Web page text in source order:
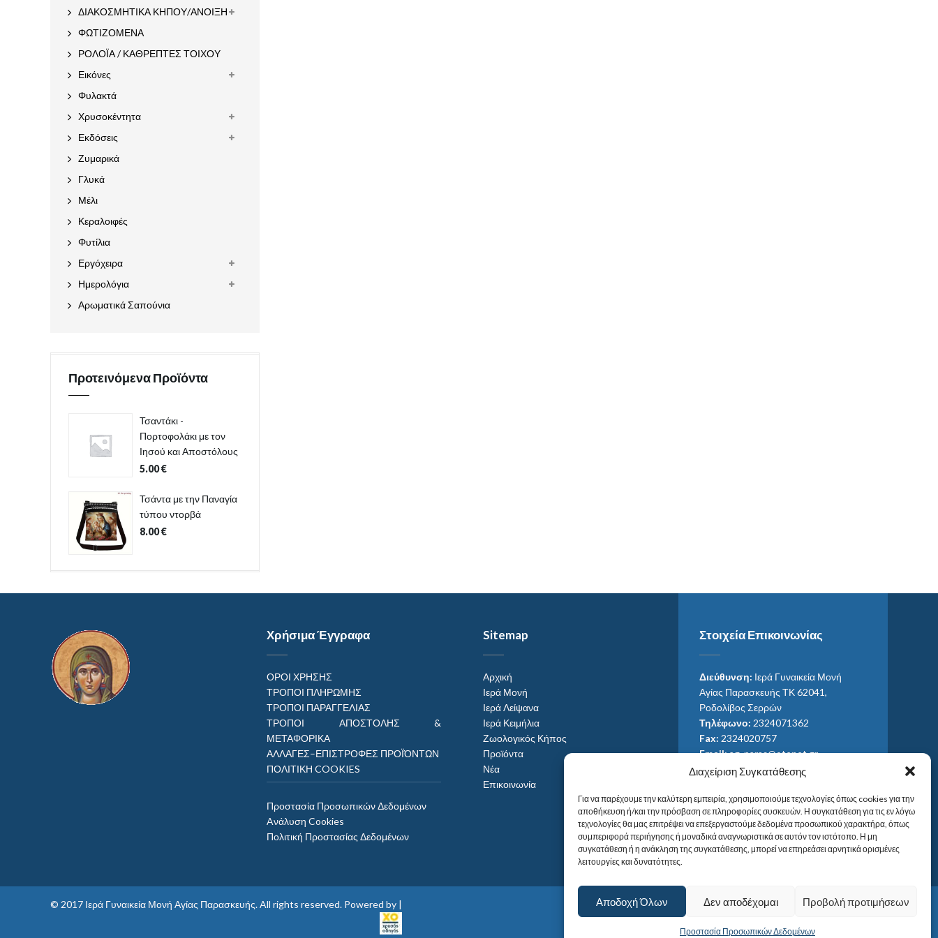
Διαχείριση Συγκατάθεσης
Για να παρέχουμε την καλύτερη εμπειρία, χρησιμοποιούμε τεχνολογίες όπως cookies για την
αποθήκευση ή/και την πρόσβαση σε πληροφορίες συσκευών. Η συγκατάθεση για τις εν λόγω
τεχνολογίες θα μας επιτρέψει να επεξεργαστούμε δεδομένα προσωπικού χαρακτήρα, όπως
συμπεριφορά περιήγησης ή μοναδικά αναγνωριστικά σε αυτόν τον ιστότοπο. Η μη
συγκατάθεση ή η ανάκληση της συγκατάθεσης, μπορεί να επηρεάσει αρνητικά ορισμένες
λειτουργίες και δυνατότητες.
Αποδοχή Όλων Δεν αποδέχομαι Προβολή προτιμήσεων
Προστασία Προσωπικών Δεδομένων
ΔΙΑΚΟΣΜΗΤΙΚΑ ΚΗΠΟΥ/ΑΝΟΙΞΗ
ΦΩΤΙΖΟΜΕΝΑ
ΡΟΛΟΪΑ / ΚΑΘΡΕΠΤΕΣ ΤΟΙΧΟΥ
Εικόνες
Φυλακτά
Χρυσοκέντητα
Εκδόσεις
Ζυμαρικά
Γλυκά
Μέλι
Κεραλοιφές
Φυτίλια
Εργόχειρα
Ημερολόγια
Αρωματικά Σαπούνια
Προτεινόμενα Προϊόντα
Τσαντάκι -
Πορτοφολάκι με τον
Ιησού και Αποστόλους
5.00€
Τσάντα με την Παναγία
τύπου ντορβά
8.00€
Χρήσιμα Έγγραφα
ΟΡΟΙ ΧΡΗΣΗΣ
ΤΡΟΠΟΙ ΠΛΗΡΩΜΗΣ
ΤΡΟΠΟΙ ΠΑΡΑΓΓΕΛΙΑΣ
ΤΡΟΠΟΙ ΑΠΟΣΤΟΛΗΣ &
ΜΕΤΑΦΟΡΙΚΑ
ΑΛΛΑΓΕΣ–ΕΠΙΣΤΡΟΦΕΣ ΠΡΟΪΌΝΤΩΝ
ΠΟΛΙΤΙΚΗ COOKIES
Προστασία Προσωπικών Δεδομένων
Aνάλυση Cookies
Πολιτική Προστασίας Δεδομένων
Sitemap
Αρχική
Ιερά Μονή
Ιερά Λείψανα
Ιερά Κειμήλια
Ζωολογικός Κήπος
Προϊόντα
Νέα
Επικοινωνία
Στοιχεία Επικοινωνίας
Διεύθυνση: Ιερά Γυναικεία Μονή
Αγίας Παρασκευής ΤΚ 62041,
Ροδολίβος Σερρών
Τηλέφωνο: 2324071362
Fax: 2324020757
Email:ag_paras@otenet.gr
Email:info@im-agparaskevis.gr
Από ανατολή έως και δύση του ηλίου.
© 2017 Ιερά Γυναικεία Μονή Αγίας Παρασκευής. All rights reserved. Powered by |